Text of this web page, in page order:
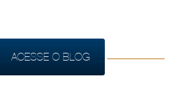
ACESSE O BLOG